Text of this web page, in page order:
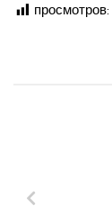
просмотров: